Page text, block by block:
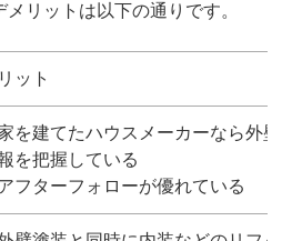
リットは以下の通りです。
ット
家を建てたハウスメーカーなら外壁
を把握している
アフターフォローが優れている